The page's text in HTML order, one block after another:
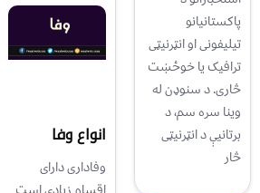
پاکستانیانو
تیلیفونی او انټرنیټی
ترافیک یا خوځښت
څاری. د سنوډن له
وینا سره سم، د
برتانیې د انټرنیټی
څار
انواع وفا
وفاداری دارای